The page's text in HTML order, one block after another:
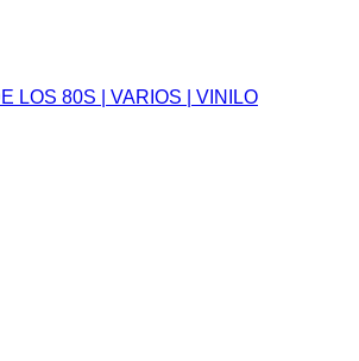
LOS 80S | VARIOS | VINILO